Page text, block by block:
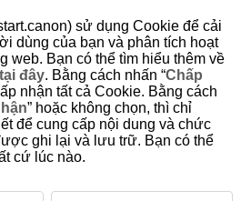
Movie
suitable settings when you select a
Scene.
sử dụng Cookie để cải
dùng của bạn và phân tích hoạt
web. Bạn có thể tìm hiểu thêm về
tại đây. Bằng cách nhấn “Chấp
nhận tất cả Cookie. Bằng cách
” hoặc không chọn, thì chỉ
để cung cấp nội dung và chức
ghi lại và lưu trữ. Bạn có thể
cứ lúc nào.